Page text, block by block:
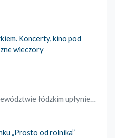
Koncerty, kino pod
wieczory
łódzkim upłynie…
„Prosto od rolnika”